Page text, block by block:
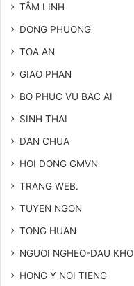
TÂM LINH
DONG PHUONG
TOA AN
GIAO PHAN
BO PHUC VU BAC AI
SINH THAI
DAN CHUA
HOI DONG GMVN
TRANG WEB.
TUYEN NGON
TONG HUAN
NGUOI NGHEO-DAU KHO
HONG Y NOI TIENG